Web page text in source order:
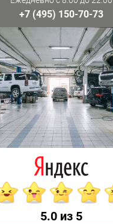
+7 (495) 150-70-73
5.0 из 5